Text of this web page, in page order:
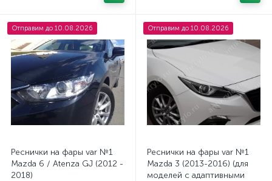
Отправим до 10.08.2026
Реснички на фары var №1
Mazda 6 / Atenza GJ (2012 -
2018)
Отправим до 10.08.2026
Реснички на фары var №1
Mazda 3 (2013-2016) (для
моделей с адаптивными